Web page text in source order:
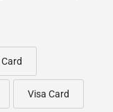
Visa Card